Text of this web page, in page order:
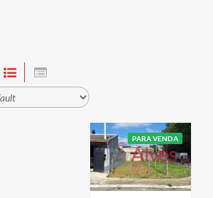
PARA VENDA